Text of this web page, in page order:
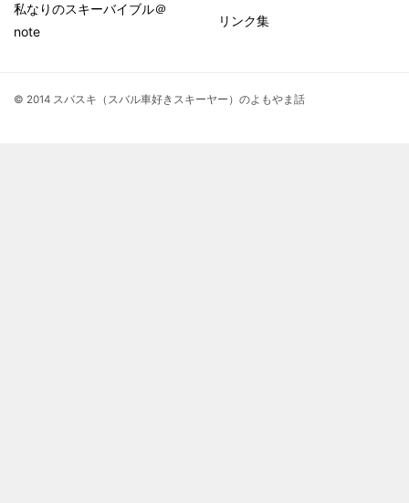
私なりのスキーバイブル＠
note
リンク集
© 2014 スバスキ（スバル車好きスキーヤー）のよもやま話